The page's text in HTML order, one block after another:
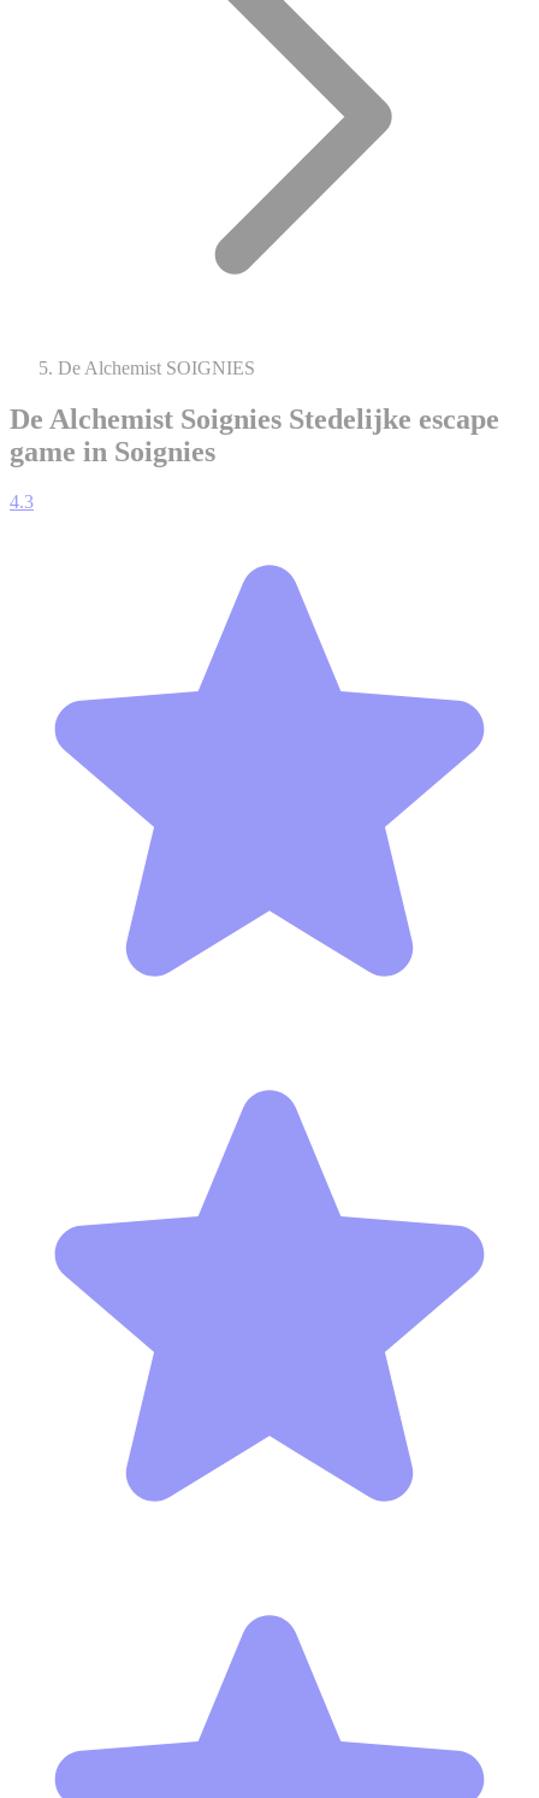
De Alchemist SOIGNIES
De Alchemist Soignies Stedelijke escape
game in Soignies
4.3